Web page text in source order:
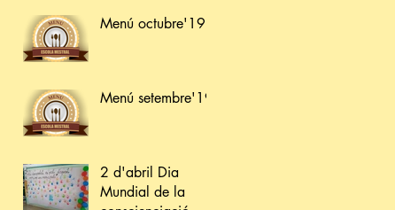
Menú octubre'19
Menú setembre'19
2 d'abril Dia
Mundial de la